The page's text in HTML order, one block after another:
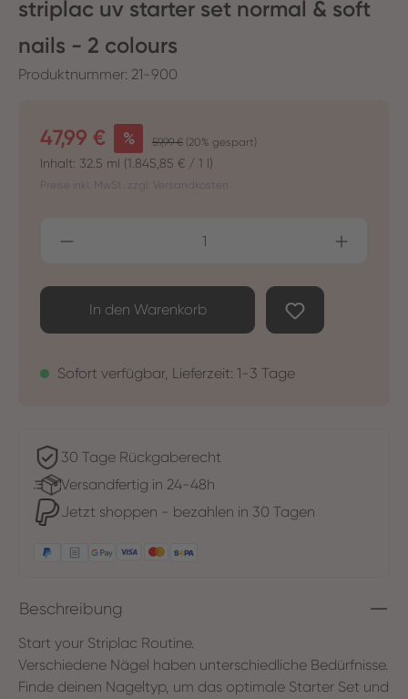
striplac uv starter set normal & soft
nails - 2 colours
Produktnummer: 21-900
Verkaufspreis:
47,99 € % Regulärer Preis:
59,99 € (20% gespart)
Inhalt: 32.5 ml (1.845,85 € / 1 l)
Preise inkl. MwSt. zzgl. Versandkosten
Produkt Anzahl: Gib den gewünschten
In den Warenkorb
Sofort verfügbar, Lieferzeit: 1-3 Tage
30 Tage Rückgaberecht
Versandfertig in 24-48h
Jetzt shoppen - bezahlen in 30 Tagen
Beschreibung
Start your Striplac Routine.
Verschiedene Nägel haben unterschiedliche Bedürfnisse.
Finde deinen Nageltyp, um das optimale Starter Set und